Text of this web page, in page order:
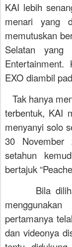
KAI lebih
menari yang
memutuskan
Selatan
Entertainment.
EXO diambil
Tak hanya
terbentuk, KAI
menyanyi solo
30 November
setahun
bertajuk
Bila
pertamanya
dan videonya